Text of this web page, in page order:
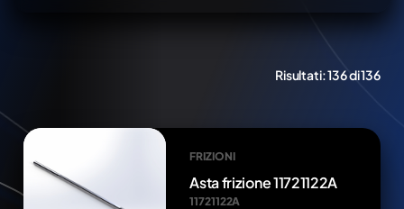
Risultati:136 di 136
FRIZIONI
Asta frizione 11721122A
11721122A